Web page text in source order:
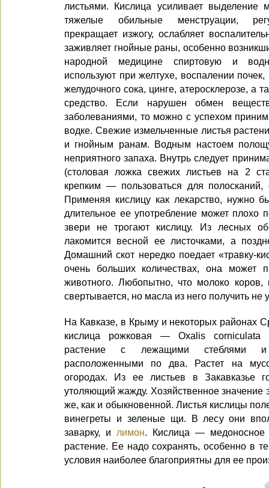
листьями. Кислица усиливает выделение
тяжелые обильные менструации,
прекращает изжогу, ослабляет
заживляет гнойные раны, особенно
народной медицине спиртовую и
используют при желтухе, воспалении
желудочного сока, цинге, атеросклерозе, а
средство. Если нарушен обмен
заболеваниями, то можно с успехом
водке. Свежие измельченные листья
и гнойным ранам. Водным настоем
неприятного запаха. Внутрь следует
(столовая ложка свежих листьев на 2
крепким — пользоваться для
Применяя кислицу как лекарство, нужно
длительное ее употребление может плохо
звери не трогают кислицу. Из лесных
лакомится весной ее листочками, а
Домашний скот нередко поедает «травку-
очень больших количествах, она может
животного. Любопытно, что молоко коров,
свертывается, но масла из него получить не
На Кавказе, в Крыму и некоторых районах
кислица рожковая — Oxalis corniculata
растение с лежащими стеблями и
расположенными по два. Растет на
огородах. Из ее листьев в Закавказье
утоляющий жажду. Хозяйственное значение
же, как и обыкновенной. Листья кислицы
винегреты и зеленые щи. В лесу они
заварку, и лимон. Кислица — медоносное
растение. Ее надо сохранять, особенно в
условия наиболее благоприятны для ее